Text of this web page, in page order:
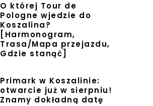
O której Tour de
Pologne wjedzie do
Koszalina?
[Harmonogram,
Trasa/Mapa przejazdu,
Gdzie stanąć]
Primark w Koszalinie:
otwarcie już w sierpniu!
Znamy dokładną datę